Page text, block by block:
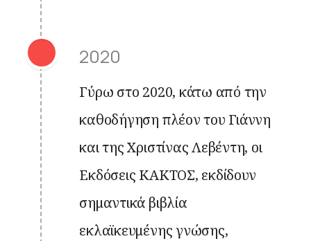
2020
Γύρω στο 2020, κάτω από την
καθοδήγηση πλέον του Γιάννη
και της Χριστίνας Λεβέντη, οι
Εκδόσεις ΚΑΚΤΟΣ, εκδίδουν
σημαντικά βιβλία
εκλαϊκευμένης γνώσης,